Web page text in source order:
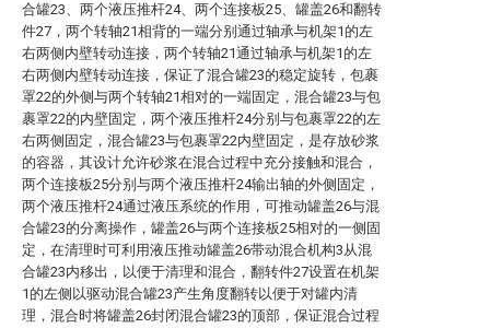
合罐23、两个液压推杆24、两个连接板25、罐盖26和翻转
件27，两个转轴21相背的一端分别通过轴承与机架1的左
右两侧内壁转动连接，两个转轴21通过轴承与机架1的左
右两侧内壁转动连接，保证了混合罐23的稳定旋转，包裹
罩22的外侧与两个转轴21相对的一端固定，混合罐23与包
裹罩22的内壁固定，两个液压推杆24分别与包裹罩22的左
右两侧固定，混合罐23与包裹罩22内壁固定，是存放砂浆
的容器，其设计允许砂浆在混合过程中充分接触和混合，
两个连接板25分别与两个液压推杆24输出轴的外侧固定，
两个液压推杆24通过液压系统的作用，可推动罐盖26与混
合罐23的分离操作，罐盖26与两个连接板25相对的一侧固
定，在清理时可利用液压推动罐盖26带动混合机构3从混
合罐23内移出，以便于清理和混合，翻转件27设置在机架
1的左侧以驱动混合罐23产生角度翻转以便于对罐内清
理，混合时将罐盖26封闭混合罐23的顶部，保证混合过程